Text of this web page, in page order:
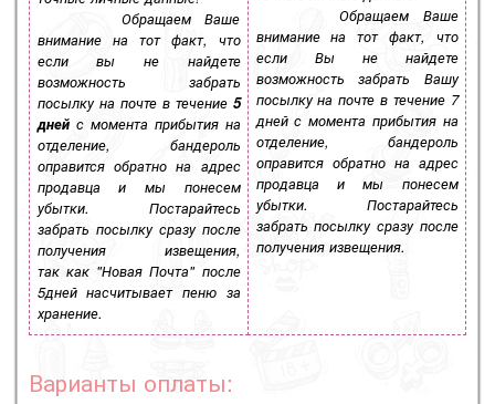
Обращаем Ваше
внимание на тот факт, что
если вы не найдете
возможность забрать
посылку на почте в течение 5
днейс момента прибытия на
отделение, бандероль
оправится обратно на адрес
продавца и мы понесем
убытки. Постарайтесь
забрать посылку сразу после
получения извещения,
так как "Новая Почта" после
5дней насчитывает пеню за
хранение.
Обращаем Ваше
внимание на тот факт, что
если Вы не найдете
возможность забрать Вашу
посылку на почте в течение 7
дней с момента прибытия на
отделение, бандероль
оправится обратно на адрес
продавца и мы понесем
убытки. Постарайтесь
забрать посылку сразу после
получения извещения.
Варианты оплаты: